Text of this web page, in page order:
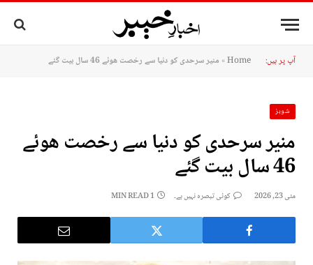
آپ پر ہیں: Home
» منیر سرحدی کو دنیا سے رخصت ھوئے 46 سال بیت گئے
شوبز
منیر سرحدی کو دنیا سے رخصت ھوئے
46 سال بیت گئے
مئی 23, 2026 کوئی تبصرہ نہیں ہے۔ 1 MIN READ